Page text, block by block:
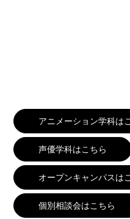
アニメーション学科は
声優学科はこちら
オープンキャンパスは
個別相談会はこちら